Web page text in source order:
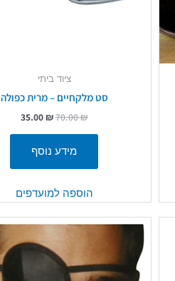
ציוד ביתי
סט מלקחיים – מרית כפולה
70.00₪
35.00₪
מידע נוסף
הוספה למועדפים